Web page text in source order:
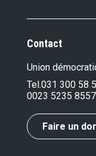
Contact
Union
Tel.031 300 58
0023 5235
Faire un